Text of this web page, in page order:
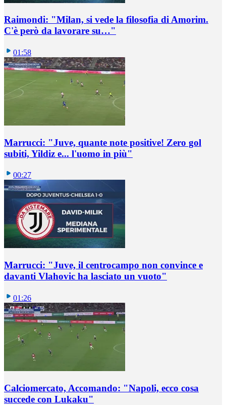
Raimondi: "Milan, si vede la filosofia di Amorim.
C'è però da lavorare su…"
01:58
Marrucci: "Juve, quante note positive! Zero gol
subiti, Yildiz e... l'uomo in più"
00:27
Marrucci: "Juve, il centrocampo non convince e
davanti Vlahovic ha lasciato un vuoto"
01:26
Calciomercato, Accomando: "Napoli, ecco cosa
succede con Lukaku"